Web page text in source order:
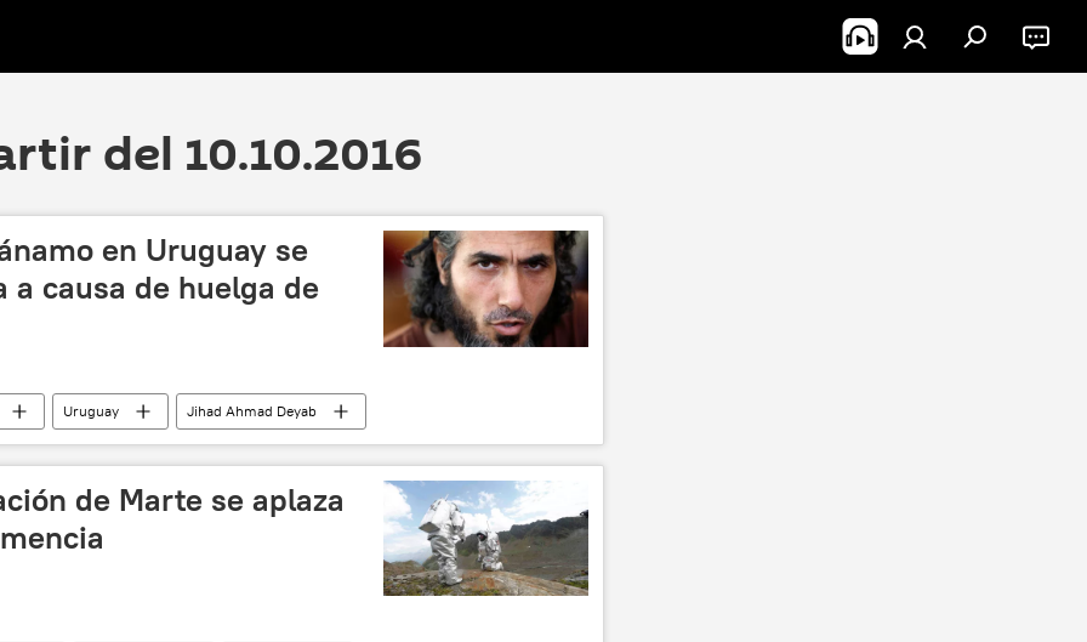
del 10.10.2016
en Uruguay se
a causa de huelga de
Uruguay
Jihad Ahmad Deyab
huelga de hambre noticias
de Marte se aplaza